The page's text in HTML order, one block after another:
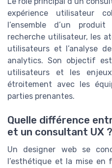
expérience utilisateur
l’ensemble d’un
recherche utilisateur, les
utilisateurs et l’analyse
analytics. Son objectif
utilisateurs et les
étroitement avec les
parties prenantes.
Quelle différence
et un consultant UX ?
Un designer web se
l’esthétique et la mise en